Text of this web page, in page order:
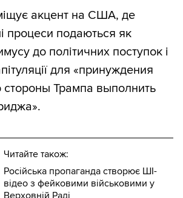
акцент на США, де
процеси подаються як
до політичних поступок і
для «принуждения
стороны Трампа выполнить
Читайте також:
Російська пропаганда створює ШІ-
відео з фейковими військовими у